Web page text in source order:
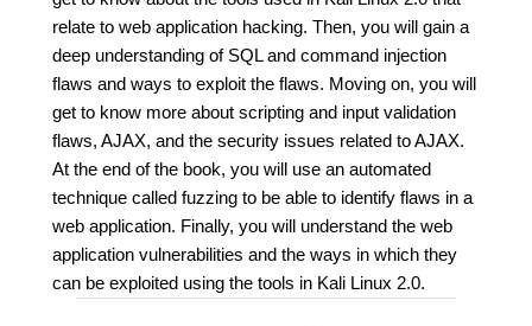
relate to web application hacking. Then, you will gain a
deep understanding of SQL and command injection
flaws and ways to exploit the flaws. Moving on, you will
get to know more about scripting and input validation
flaws, AJAX, and the security issues related to AJAX.
At the end of the book, you will use an automated
technique called fuzzing to be able to identify flaws in a
web application. Finally, you will understand the web
application vulnerabilities and the ways in which they
can be exploited using the tools in Kali Linux 2.0.